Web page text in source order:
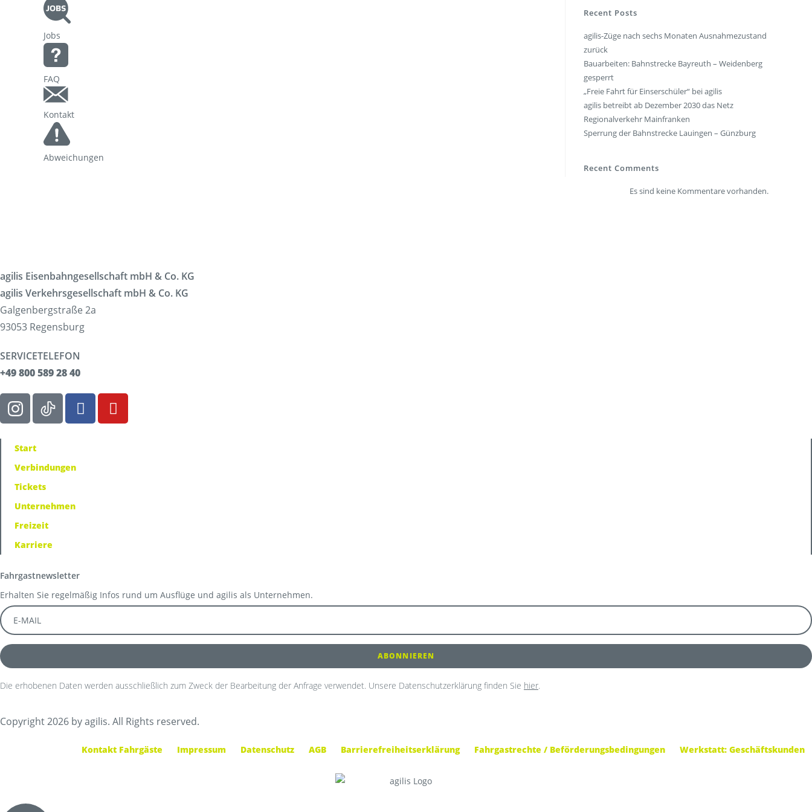
Korridorsanierung
Baumaßnahmen_RVOF
Umwelt & Nachhaltigkeit
Kontakt Fahrgäste
Jobs
FAQ
Kontakt
Abweichungen
Recent Posts
agilis-Züge nach sechs Monaten Ausnahmezustand
zurück
Bauarbeiten: Bahnstrecke Bayreuth – Weidenberg
gesperrt
„Freie Fahrt für Einserschüler“ bei agilis
agilis betreibt ab Dezember 2030 das Netz
Regionalverkehr Mainfranken
Sperrung der Bahnstrecke Lauingen – Günzburg
Recent Comments
Es sind keine Kommentare vorhanden.
agilis Eisenbahngesellschaft mbH & Co. KG
agilis Verkehrsgesellschaft mbH & Co. KG
Galgenbergstraße 2a
93053 Regensburg
SERVICETELEFON
+49 800 589 28 40
Start
Verbindungen
Tickets
Unternehmen
Freizeit
Karriere
Fahrgastnewsletter
Erhalten Sie regelmäßig Infos rund um Ausflüge und agilis als Unternehmen.
Die erhobenen Daten werden ausschließlich zum Zweck der Bearbeitung der Anfrage verwendet. Unsere Datenschutzerklärung finden Sie hier.
Copyright 2026 by agilis. All Rights reserved.
Kontakt Fahrgäste Impressum Datenschutz AGB Barrierefreiheitserklärung Fahrgastrechte / Beförderungsbedingungen Werkstatt: Geschäftskunden